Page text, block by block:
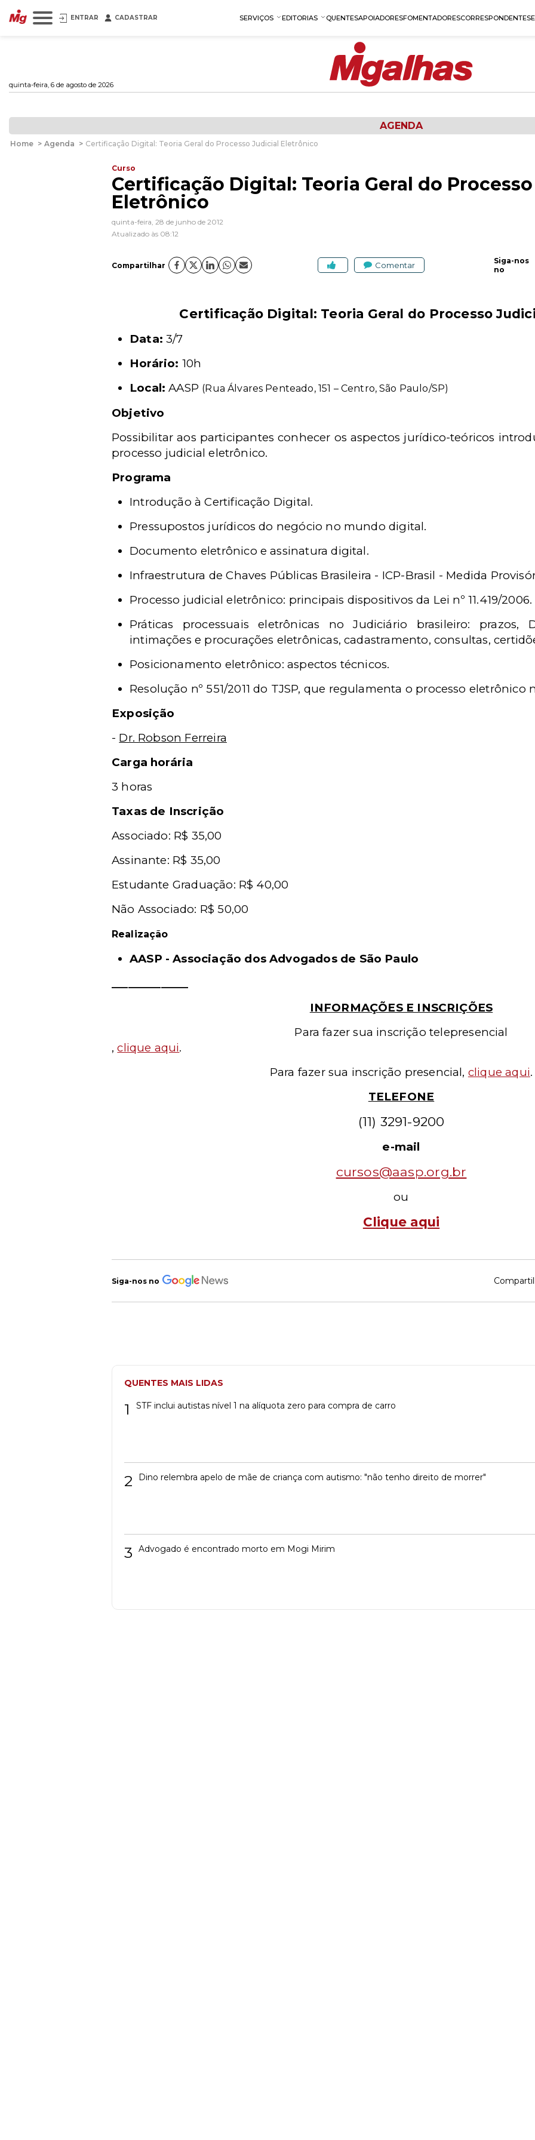
ENTRAR CADASTRAR SERVIÇOS EDITORIAS QUENTESAPOIADORESFOMENTADORESCORRESPONDENTES
quinta-feira, 6 de agosto de 2026
AGENDA
Home > Agenda > Certificação Digital: Teoria Geral do Processo Judicial Eletrônico
Curso
Certificação Digital: Teoria Geral do
Eletrônico
quinta-feira, 28 de junho de 2012
Atualizado às 08:12
Compartilhar Comentar
Siga-nos
no
Certificação Digital: Teoria Geral do Processo
Data: 3/7
Horário: 10h
Local: AASP (Rua Álvares Penteado, 151 – Centro, São Paulo/SP)
Objetivo
Possibilitar aos participantes conhecer os aspectos jurídico-teóricos
processo judicial eletrônico.
Programa
Introdução à Certificação Digital.
Pressupostos jurídicos do negócio no mundo digital.
Documento eletrônico e assinatura digital.
Infraestrutura de Chaves Públicas Brasileira - ICP-Brasil - Medida
Processo judicial eletrônico: principais dispositivos da Lei nº 11.419/2006.
Práticas processuais eletrônicas no Judiciário brasileiro: prazos,
intimações e procurações eletrônicas, cadastramento, consultas,
Posicionamento eletrônico: aspectos técnicos.
Resolução nº 551/2011 do TJSP, que regulamenta o processo eletrônico
Exposição
- Dr. Robson Ferreira
Carga horária
3 horas
Taxas de Inscrição
Associado: R$ 35,00
Assinante: R$ 35,00
Estudante Graduação: R$ 40,00
Não Associado: R$ 50,00
Realização
AASP - Associação dos Advogados de São Paulo
INFORMAÇÕES E INSCRIÇÕES
Para fazer sua inscrição telepresencial
,clique aqui.
Para fazer sua inscrição presencial, clique aqui.
TELEFONE
(11) 3291-9200
e-mail
cursos@aasp.org.br
ou
Clique aqui
Siga-nos no
QUENTES MAIS LIDAS
1 STF inclui autistas nível 1 na alíquota zero para compra de carro
2 Dino relembra apelo de mãe de criança com autismo: "não tenho direito de morrer"
3 Advogado é encontrado morto em Mogi Mirim